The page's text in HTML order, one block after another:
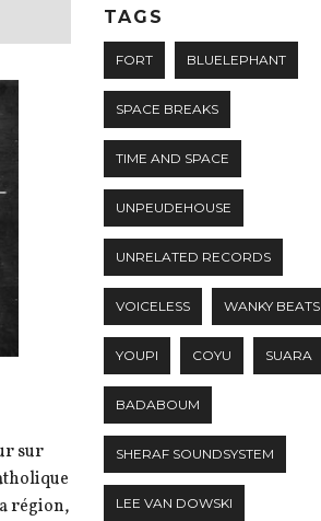
sur
région,
TAGS
FORT BLUELEPHANT
SPACE BREAKS
TIME AND SPACE
UNPEUDEHOUSE
UNRELATED RECORDS
VOICELESS WANKY BEATS
YOUPI COYU SUARA
BADABOUM
SHERAF SOUNDSYSTEM
LEE VAN DOWSKI